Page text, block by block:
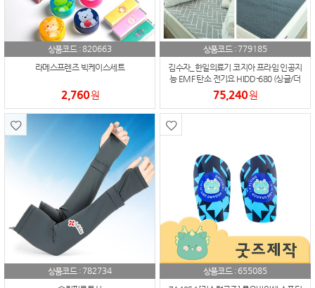
상품코드 :820663
라메스프렌즈 빅케이스세트
2,760원
상품코드 : 779185
김수자_한일의료기 코지아 프라임 인공지
능 EMF 탄소 전기요 HIDD-680 (싱글/더
블)
75,240원
상품코드 : 782734
상품코드 : 655085